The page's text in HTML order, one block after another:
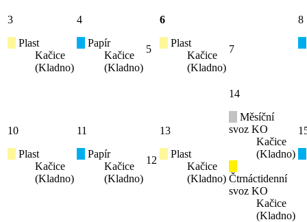
3
Plast
Kačice
(Kladno)
4
Papír
Kačice
(Kladno)
5
6
Plast
Kačice
(Kladno)
7
8
10
Plast
Kačice
(Kladno)
11
Papír
Kačice
(Kladno)
12
13
Plast
Kačice
(Kladno)
14
Měsíční
svoz KO
Kačice
(Kladno)
Čtrnáctidenní
svoz KO
Kačice
(Kladno)